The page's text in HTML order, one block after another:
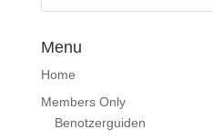
Menu
Home
Members Only
Benotzerguiden